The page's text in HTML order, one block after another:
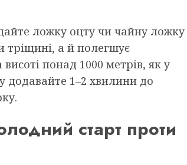
ложку оцту чи чайну ложку
тріщині, а й полегшує
понад 1000 метрів, як у
додавайте 1–2 хвилини до
старт проти